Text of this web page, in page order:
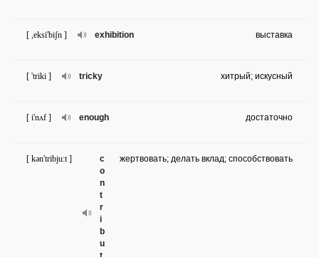
exhibition
[ ,eksi'biʃn ] выставка
tricky
[ 'triki ] хитрый; искусный
enough
[ i'nʌf ] достаточно
c
o
n
t
r
i
b
u
[ kən'tribju:t ] жертвовать; делать вклад; способствовать